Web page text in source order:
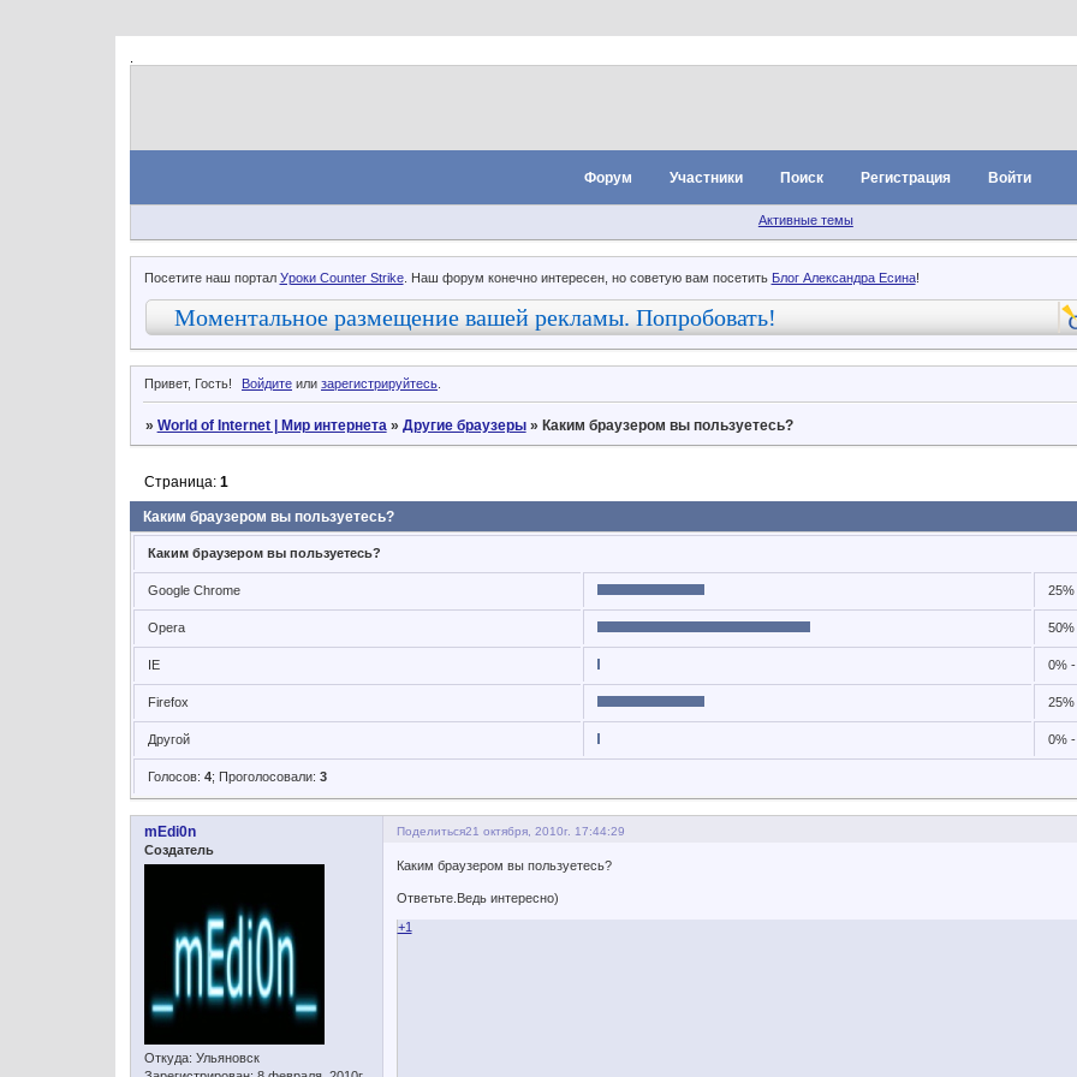
Форум Участники Поиск Регистрация Войти
Активные темы
Посетите наш портал Уроки Counter Strike. Наш форум конечно интересен, но советую вам посетить Блог Александра Есина!
Моментальное размещение вашей рекламы. Попробовать!
Привет, Гость! Войдите илизарегистрируйтесь.
» World of Internet | Мир интернета » Другие браузеры » Каким браузером вы пользуетесь?
Каким браузером вы пользуетесь?
Страница: 1
Каким браузером вы пользуетесь?
Google Chrome 25%
Opera 50%
IE 0%
Firefox 25%
Другой 0%
Голосов: 4; Проголосовали: 3
Поделиться21 октября, 2010г. 17:44:29
mEdi0n
Создатель
Откуда: Ульяновск
Каким браузером вы пользуетесь?
Ответьте.Ведь интересно)
+1